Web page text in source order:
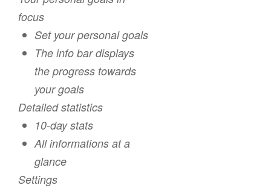
focus
Set your personal goals
The info bar displays
the progress towards
your goals
Detailed statistics
10-day stats
All informations at a
glance
Settings